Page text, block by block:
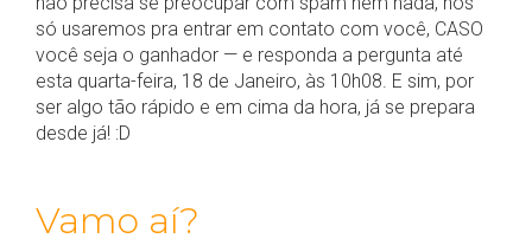
só usaremos pra entrar em contato com você, CASO
você seja o ganhador — e responda a pergunta até
esta quarta-feira, 18 de Janeiro, às 10h08. E sim, por
ser algo tão rápido e em cima da hora, já se prepara
desde já! :D
Vamo aí?